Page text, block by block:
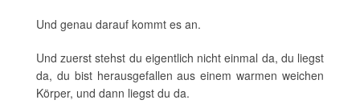
Und genau darauf kommt es an.
Und zuerst stehst du eigentlich nicht einmal da, du liegst
da, du bist herausgefallen aus einem warmen weichen
Körper, und dann liegst du da.